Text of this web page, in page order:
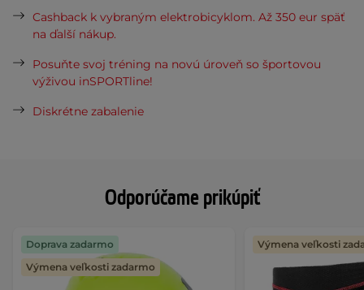
Odporúčame prikúpiť
Doprava zadarmo
Výmena veľkosti zadarmo
Výmena veľkosti
Cashback k vybraným elektrobicyklom. Až 350 eur späť
na ďalší nákup.
Posuňte svoj tréning na novú úroveň so športovou
výživou inSPORTline!
Diskrétne zabalenie